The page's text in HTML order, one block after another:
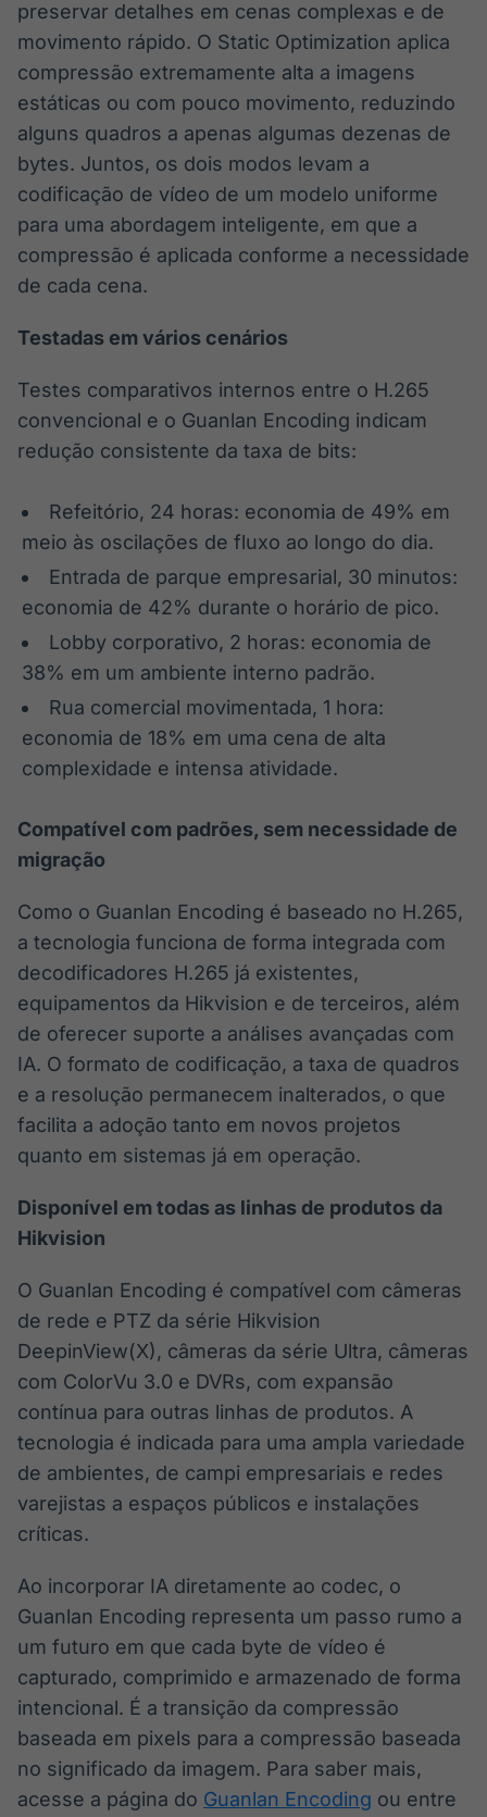
preservar detalhes em cenas complexas e de
movimento rápido. O Static Optimization aplica
compressão extremamente alta a imagens
estáticas ou com pouco movimento, reduzindo
alguns quadros a apenas algumas dezenas de
bytes. Juntos, os dois modos levam a
codificação de vídeo de um modelo uniforme
para uma abordagem inteligente, em que a
compressão é aplicada conforme a necessidade
de cada cena.
Testadas em vários cenários
Testes comparativos internos entre o H.265
convencional e o Guanlan Encoding indicam
redução consistente da taxa de bits:
Refeitório, 24 horas: economia de 49% em
meio às oscilações de fluxo ao longo do dia.
Entrada de parque empresarial, 30 minutos:
economia de 42% durante o horário de pico.
Lobby corporativo, 2 horas: economia de
38% em um ambiente interno padrão.
Rua comercial movimentada, 1 hora:
economia de 18% em uma cena de alta
complexidade e intensa atividade.
Compatível com padrões, sem necessidade de
migração
Como o Guanlan Encoding é baseado no H.265,
a tecnologia funciona de forma integrada com
decodificadores H.265 já existentes,
equipamentos da Hikvision e de terceiros, além
de oferecer suporte a análises avançadas com
IA. O formato de codificação, a taxa de quadros
e a resolução permanecem inalterados, o que
facilita a adoção tanto em novos projetos
quanto em sistemas já em operação.
Disponível em todas as linhas de produtos da
Hikvision
O Guanlan Encoding é compatível com câmeras
de rede e PTZ da série Hikvision
DeepinView(X), câmeras da série Ultra, câmeras
com ColorVu 3.0 e DVRs, com expansão
contínua para outras linhas de produtos. A
tecnologia é indicada para uma ampla variedade
de ambientes, de campi empresariais e redes
varejistas a espaços públicos e instalações
críticas.
Ao incorporar IA diretamente ao codec, o
Guanlan Encoding representa um passo rumo a
um futuro em que cada byte de vídeo é
capturado, comprimido e armazenado de forma
intencional. É a transição da compressão
baseada em pixels para a compressão baseada
no significado da imagem. Para saber mais,
acesse a página do Guanlan Encoding ou entre